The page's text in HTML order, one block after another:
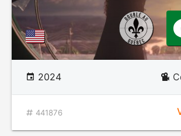
2024
441876